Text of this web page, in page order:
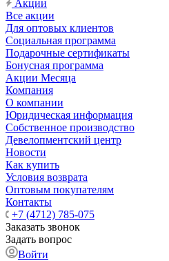
Акции
Все акции
Для оптовых клиентов
Социальная программа
Подарочные сертификаты
Бонусная программа
Акции Месяца
Компания
О компании
Юридическая информация
Собственное производство
Девелопментский центр
Новости
Как купить
Условия возврата
Оптовым покупателям
Контакты
+7 (4712) 785-075
Заказать звонок
Задать вопрос
Войти